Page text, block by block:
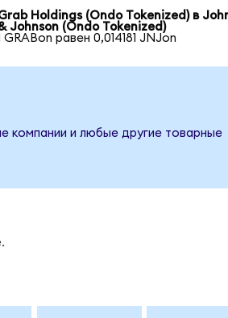
Holdings (Ondo Tokenized) в
Johnson (Ondo Tokenized)
GRABon равен 0,014181 JNJon
компании и любые другие товарные